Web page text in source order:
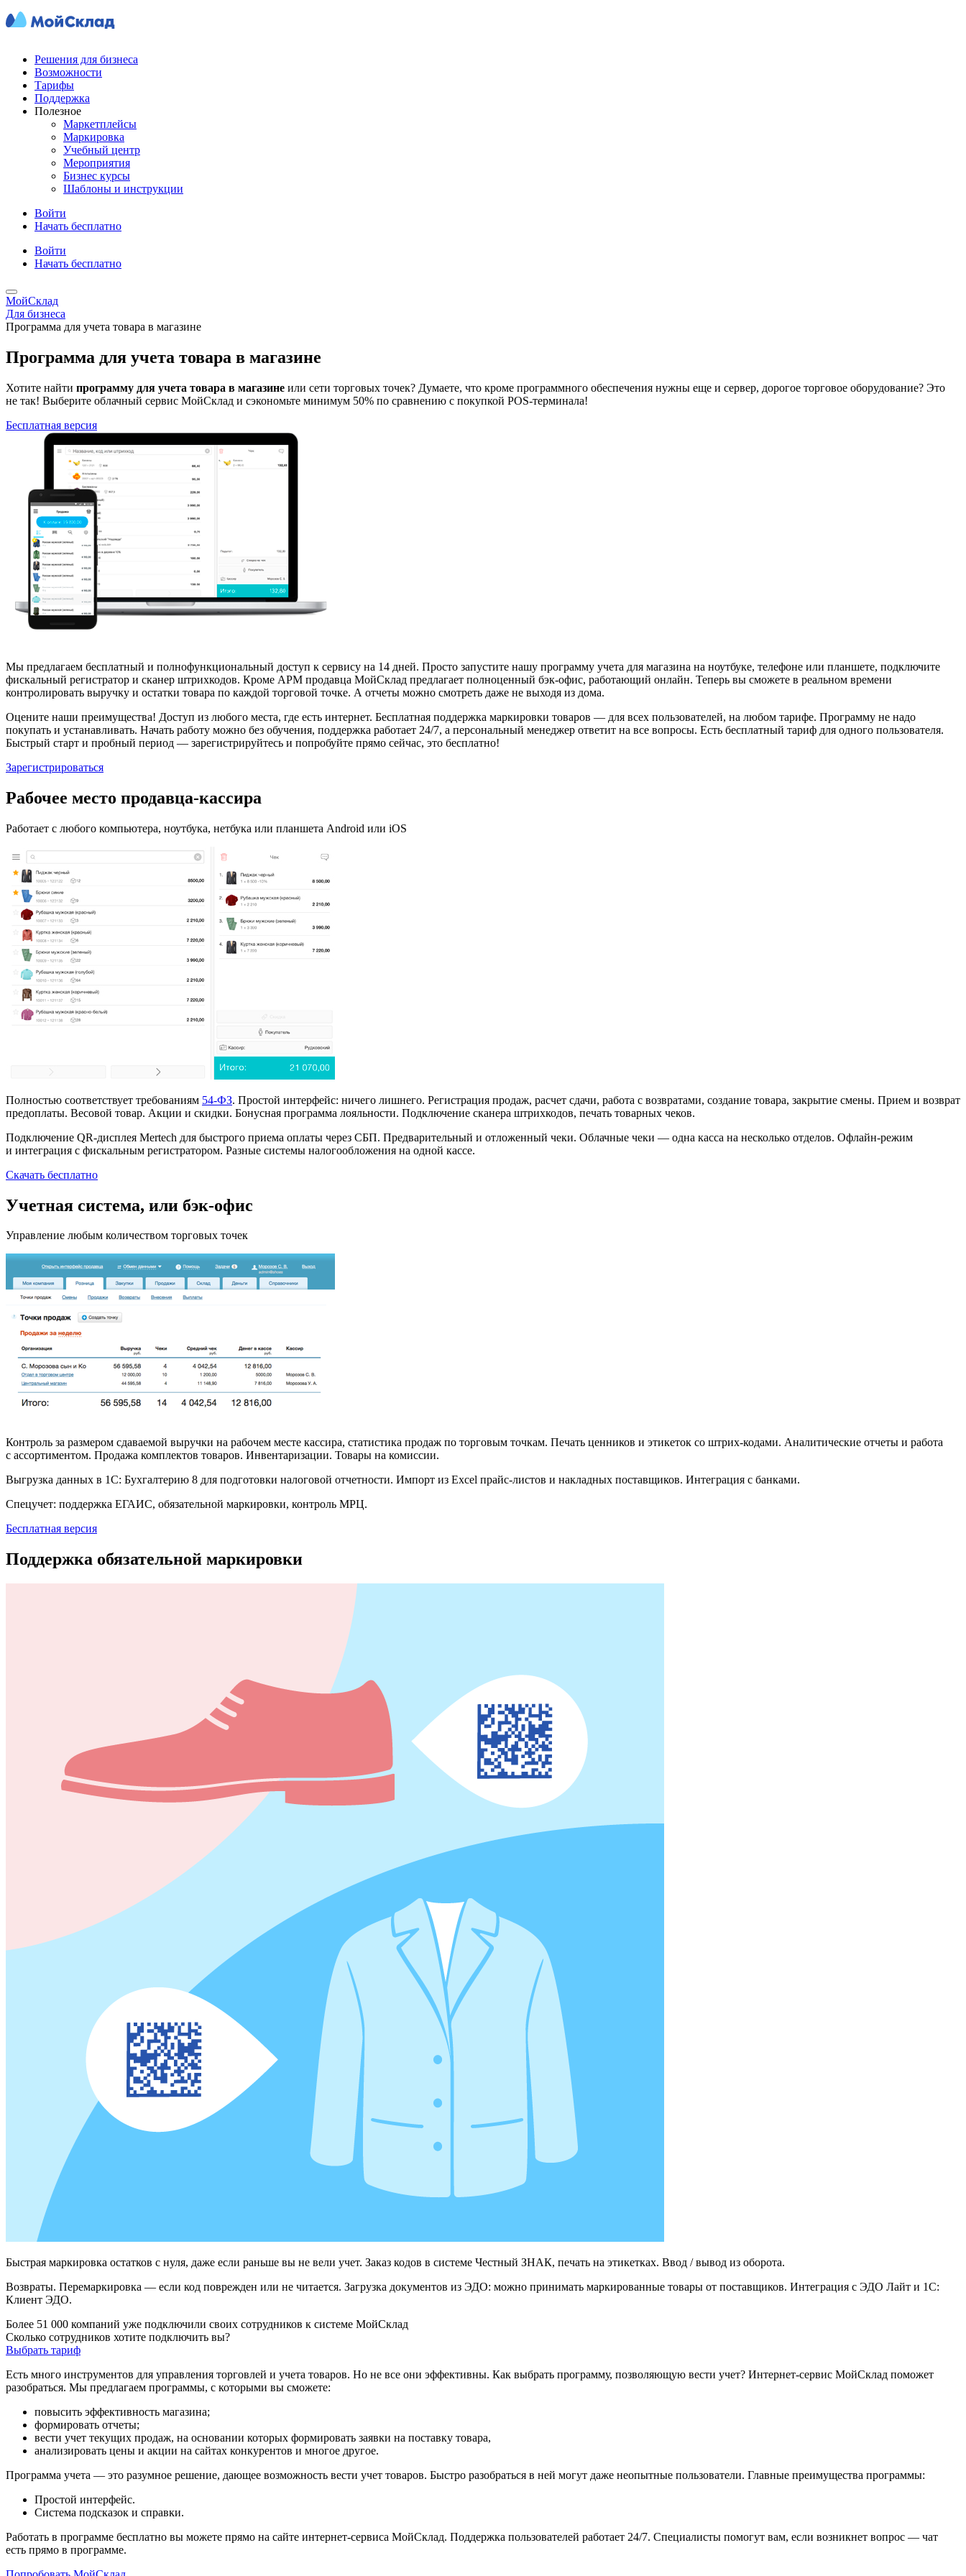
Решения для бизнеса
Возможности
Тарифы
Поддержка
Полезное
Маркетплейсы
Маркировка
Учебный центр
Мероприятия
Бизнес курсы
Шаблоны и инструкции
Войти
Начать бесплатно
Войти
Начать бесплатно
МойСклад
Для бизнеса
Программа для учета товара в магазине
Программа для учета товара в магазине
Хотите найти программу для учета товара в магазине или сети торговых точек? Думаете, что кроме программного обеспечения нужны еще и сервер, дорогое торговое оборудование? Это
не так! Выберите облачный сервис МойСклад и сэкономьте минимум 50% по сравнению с покупкой POS-терминала!
Бесплатная версия
Мы предлагаем бесплатный и полнофункциональный доступ к сервису на 14 дней. Просто запустите нашу программу учета для магазина на ноутбуке, телефоне или планшете, подключите
фискальный регистратор и сканер штрихкодов. Кроме АРМ продавца МойСклад предлагает полноценный бэк-офис, работающий онлайн. Теперь вы сможете в реальном времени
контролировать выручку и остатки товара по каждой торговой точке. А отчеты можно смотреть даже не выходя из дома.
Оцените наши преимущества! Доступ из любого места, где есть интернет. Бесплатная поддержка маркировки товаров — для всех пользователей, на любом тарифе. Программу не надо
покупать и устанавливать. Начать работу можно без обучения, поддержка работает 24/7, а персональный менеджер ответит на все вопросы. Есть бесплатный тариф для одного пользователя.
Быстрый старт и пробный период — зарегистрируйтесь и попробуйте прямо сейчас, это бесплатно!
Зарегистрироваться
Рабочее место продавца-кассира
Работает с любого компьютера, ноутбука, нетбука или планшета Android или iOS
Полностью соответствует требованиям 54-ФЗ. Простой интерфейс: ничего лишнего. Регистрация продаж, расчет сдачи, работа с возвратами, создание товара, закрытие смены. Прием и возврат
предоплаты. Весовой товар. Акции и скидки. Бонусная программа лояльности. Подключение сканера штрихкодов, печать товарных чеков.
Подключение QR-дисплея Mertech для быстрого приема оплаты через СБП. Предварительный и отложенный чеки. Облачные чеки — одна касса на несколько отделов. Офлайн-режим
и интеграция с фискальным регистратором. Разные системы налогообложения на одной кассе.
Скачать бесплатно
Учетная система, или бэк-офиc
Управление любым количеством торговых точек
Контроль за размером сдаваемой выручки на рабочем месте кассира, статистика продаж по торговым точкам. Печать ценников и этикеток со штрих-кодами. Аналитические отчеты и работа
с ассортиментом. Продажа комплектов товаров. Инвентаризации. Товары на комиссии.
Выгрузка данных в 1С: Бухгалтерию 8 для подготовки налоговой отчетности. Импорт из Excel прайс-листов и накладных поставщиков. Интеграция с банками.
Спецучет: поддержка ЕГАИС, обязательной маркировки, контроль МРЦ.
Бесплатная версия
Поддержка обязательной маркировки
Быстрая маркировка остатков с нуля, даже если раньше вы не вели учет. Заказ кодов в системе Честный ЗНАК, печать на этикетках. Ввод / вывод из оборота.
Возвраты. Перемаркировка — если код поврежден или не читается. Загрузка документов из ЭДО: можно принимать маркированные товары от поставщиков. Интеграция с ЭДО Лайт и 1С:
Клиент ЭДО.
Более 51 000 компаний уже подключили своих сотрудников к системе МойСклад
Сколько сотрудников хотите подключить вы?
Выбрать тариф
Есть много инструментов для управления торговлей и учета товаров. Но не все они эффективны. Как выбрать программу, позволяющую вести учет? Интернет-сервис МойСклад поможет
разобраться. Мы предлагаем программы, с которыми вы сможете:
повысить эффективность магазина;
формировать отчеты;
вести учет текущих продаж, на основании которых формировать заявки на поставку товара,
анализировать цены и акции на сайтах конкурентов и многое другое.
Программа учета — это разумное решение, дающее возможность вести учет товаров. Быстро разобраться в ней могут даже неопытные пользователи. Главные преимущества программы:
Простой интерфейс.
Система подсказок и справки.
Работать в программе бесплатно вы можете прямо на сайте интернет-сервиса МойСклад. Поддержка пользователей работает 24/7. Специалисты помогут вам, если возникнет вопрос — чат
есть прямо в программе.